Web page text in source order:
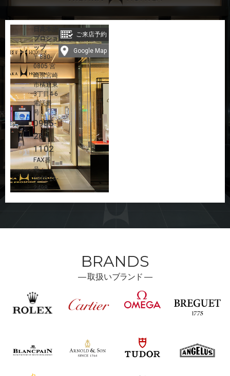
日髙本店
プロショ
ップ
〒880-
0805 宮
崎県宮崎
市橘通東
3丁目4-6
電話番
号：
0985-
26-
1102
FAX番
号：
0985-26-
2498
ご来店予約
Google Map
BRANDS
―取扱いブランド ―